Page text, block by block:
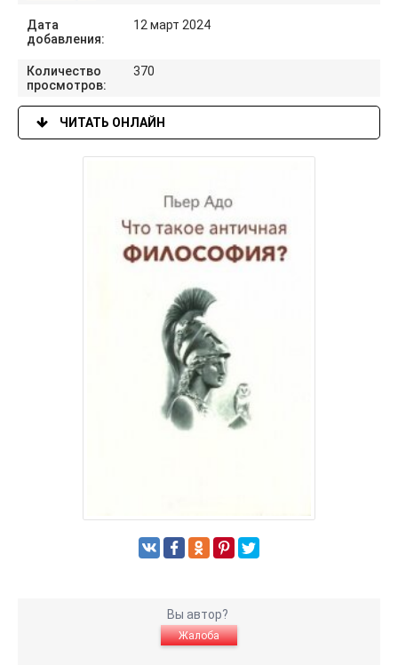
Дата
добавления:
12 март 2024
Количество
просмотров:
370
ЧИТАТЬ ОНЛАЙН
Вы автор?
Жалоба